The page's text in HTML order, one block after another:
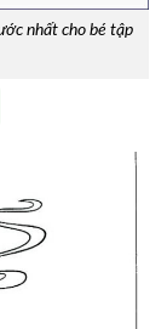
nhất cho bé tập